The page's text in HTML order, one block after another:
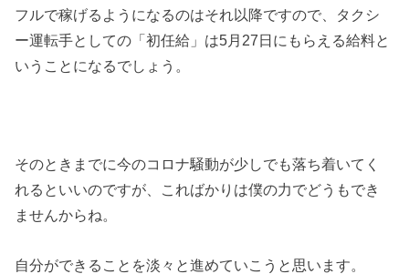
フルで稼げるようになるのはそれ以降ですので、タクシ
ー運転手としての「初任給」は5月27日にもらえる給料と
いうことになるでしょう。
そのときまでに今のコロナ騒動が少しでも落ち着いてく
れるといいのですが、こればかりは僕の力でどうもでき
ませんからね。
自分ができることを淡々と進めていこうと思います。